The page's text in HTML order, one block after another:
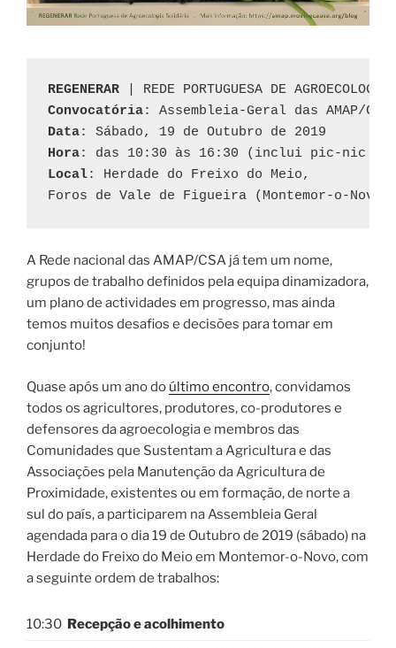
REGENERAR
Convocatória
Data
Hora
Local: Herdade do Freixo do Meio,
Foros de Vale de Figueira (Montemor-o-Novo)
A Rede nacional das AMAP/CSA já tem um nome,
grupos de trabalho definidos pela equipa dinamizadora,
um plano de actividades em progresso, mas ainda
temos muitos desafios e decisões para tomar em
conjunto!
Quase após um ano do último encontro, convidamos
todos os agricultores, produtores, co-produtores e
defensores da agroecologia e membros das
Comunidades que Sustentam a Agricultura e das
Associações pela Manutenção da Agricultura de
Proximidade, existentes ou em formação, de norte a
sul do país, a participarem na Assembleia Geral
agendada para o dia 19 de Outubro de 2019 (sábado) na
Herdade do Freixo do Meio em Montemor-o-Novo, com
a seguinte ordem de trabalhos:
10:30 Recepção e acolhimento